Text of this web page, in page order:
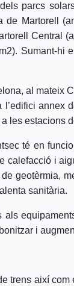
parcs
Martorell
Central
Sumant-hi
al mateix
annex
les estacions
té en
calefacció i
geotèrmia,
sanitària.
i
trens així